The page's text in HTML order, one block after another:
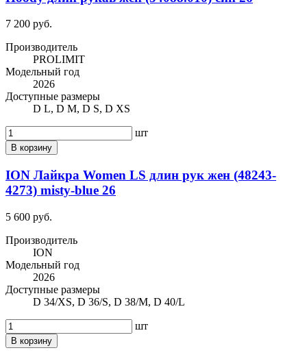
7 200 руб.
Производитель
PROLIMIT
Модельный год
2026
Доступные размеры
D L, D M, D S, D XS
шт
В корзину
ION Лайкра Women LS длин рук жен (48243-
4273) misty-blue 26
5 600 руб.
Производитель
ION
Модельный год
2026
Доступные размеры
D 34/XS, D 36/S, D 38/M, D 40/L
шт
В корзину